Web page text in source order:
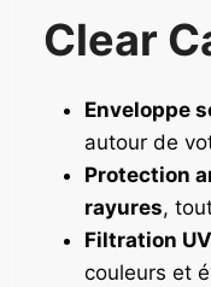
Clear
Enveloppe
autour de
Protection
rayures,
Filtration
couleurs et